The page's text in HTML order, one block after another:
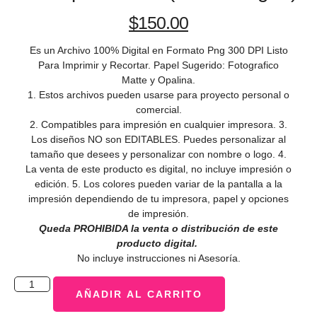
$150.00
Es un Archivo 100% Digital en Formato Png 300 DPI Listo
Para Imprimir y Recortar. Papel Sugerido: Fotografico
Matte y Opalina.
1. Estos archivos pueden usarse para proyecto personal o
comercial.
2. Compatibles para impresión en cualquier impresora. 3.
Los diseños NO son EDITABLES. Puedes personalizar al
tamaño que desees y personalizar con nombre o logo. 4.
La venta de este producto es digital, no incluye impresión o
edición. 5. Los colores pueden variar de la pantalla a la
impresión dependiendo de tu impresora, papel y opciones
de impresión.
Queda PROHIBIDA la venta o distribución de este
producto digital.
No incluye instrucciones ni Asesoría.
AÑADIR AL CARRITO